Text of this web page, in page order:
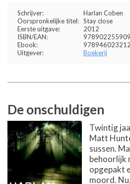
Schrijver:
Harlan Coben
Oorspronkelijke titel: Stay close
Eerste uitgave:
2012
ISBN/EAN:
Ebook:
Uitgever:
Boekerij
De onschuldigen
Twintig
Matt
sussen.
behoorlijk
opgepakt
moord.